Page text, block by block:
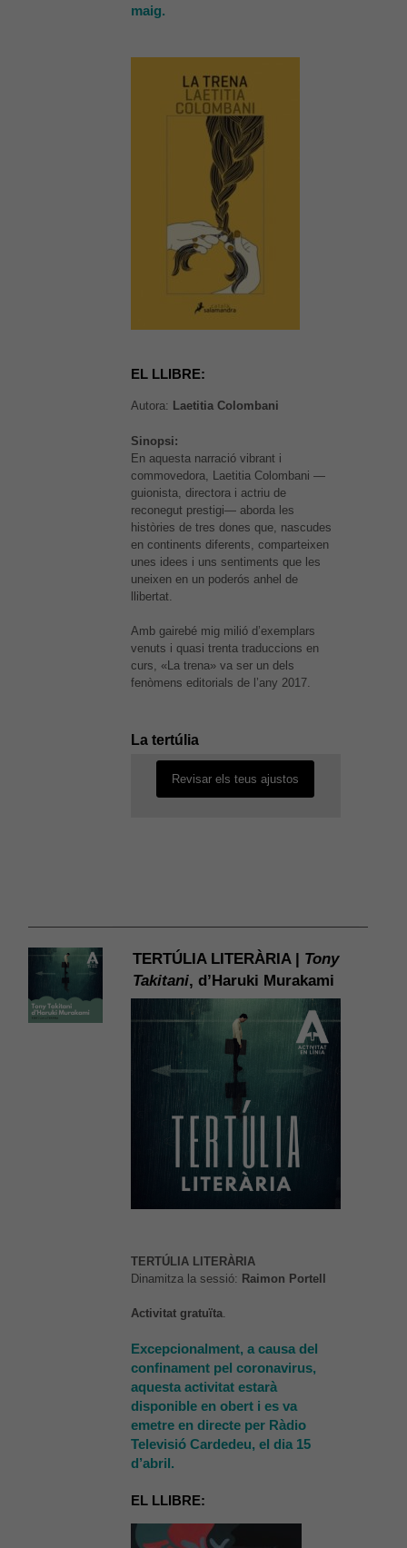
maig.
EL LLIBRE:
Autora: Laetitia Colombani
Sinopsi:
En aquesta narració vibrant i
commovedora, Laetitia Colombani —
guionista, directora i actriu de
reconegut prestigi— aborda les
històries de tres dones que, nascudes
en continents diferents, comparteixen
unes idees i uns sentiments que les
uneixen en un poderós anhel de
llibertat.
Amb gairebé mig milió d’exemplars
venuts i quasi trenta traduccions en
curs, «La trena» va ser un dels
fenòmens editorials de l’any 2017.
La tertúlia
És possible que la vostra
configuració us impedeixi veure
Revisar els teus ajustos
TERTÚLIA LITERÀRIA | Tony
Takitani, d’Haruki Murakami
TERTÚLIA LITERÀRIA
Dinamitza la sessió: Raimon Portell
Activitat gratuïta.
Excepcionalment, a causa del
confinament pel coronavirus,
aquesta activitat estarà
disponible en obert i es va
emetre en directe per Ràdio
Televisió Cardedeu, el dia 15
d’abril.
EL LLIBRE: